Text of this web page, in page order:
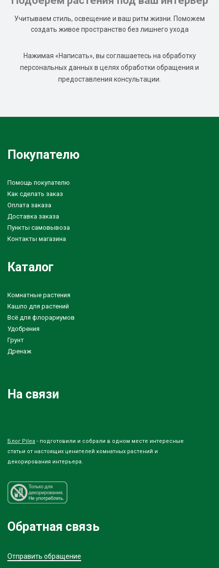
Учитываем стиль, освещение и ваш ритм жизни. Поможем
создать живое пространство без лишнего ухода
Нажимая «Написать», вы соглашаетесь на обработку
персональных данных в целях обработки обращения и
предоставления консультации.
Покупателю
Помощь покупателю
Как сделать заказ
Оплата заказа
Доставка заказа
Пункты самовывоза
Контакты магазина
Каталог
Комнатные растения
Кашпо для растений
Всё для флорариумов
Удобрения
Грунт
Дренаж
На связи
Блог Pilea - подготовили и собрали в одном месте интересные
статьи от настоящих ценителей комнатных растений и
декорирования интерьера.
Обратная связь
Отправить обращение